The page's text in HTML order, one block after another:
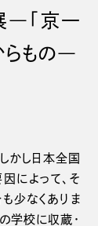
―「京一
らもの―
かし日本全国
によって、そ
少なくありま
学校に収蔵・